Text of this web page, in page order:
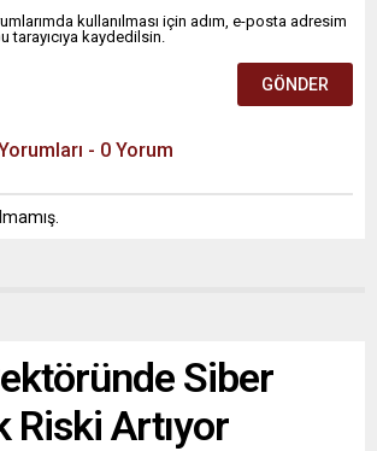
kullanılması için adım, e-posta adresim
tarayıcıya kaydedilsin.
- 0 Yorum
Siber
Riski Artıyor